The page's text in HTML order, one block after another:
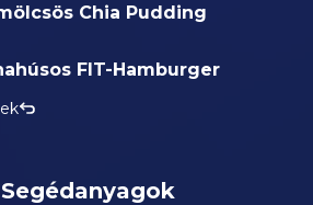
Chia Pudding
FIT-Hamburger